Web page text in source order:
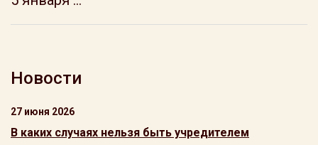
Новости
27 июня 2026
В каких случаях нельзя быть учредителем